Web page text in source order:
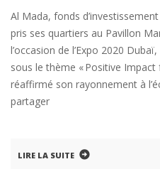
Al Mada, fonds
pris ses quartiers au Pavillon
l’occasion de l’Expo 2020
sous le thème « Positive
réaffirmé son rayonnement à
partager
LIRE LA SUITE